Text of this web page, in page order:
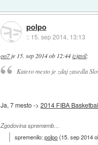
polpo
:: 15. sep 2014, 13:13
oo7je 15. sep 2014 ob 12:44 izjavil:
Katero mesto je zdaj zasedla
Ja, 7 mesto ->2014 FIBA
Zgodovina sprememb…
spremenilo:polpo(15. sep 2014